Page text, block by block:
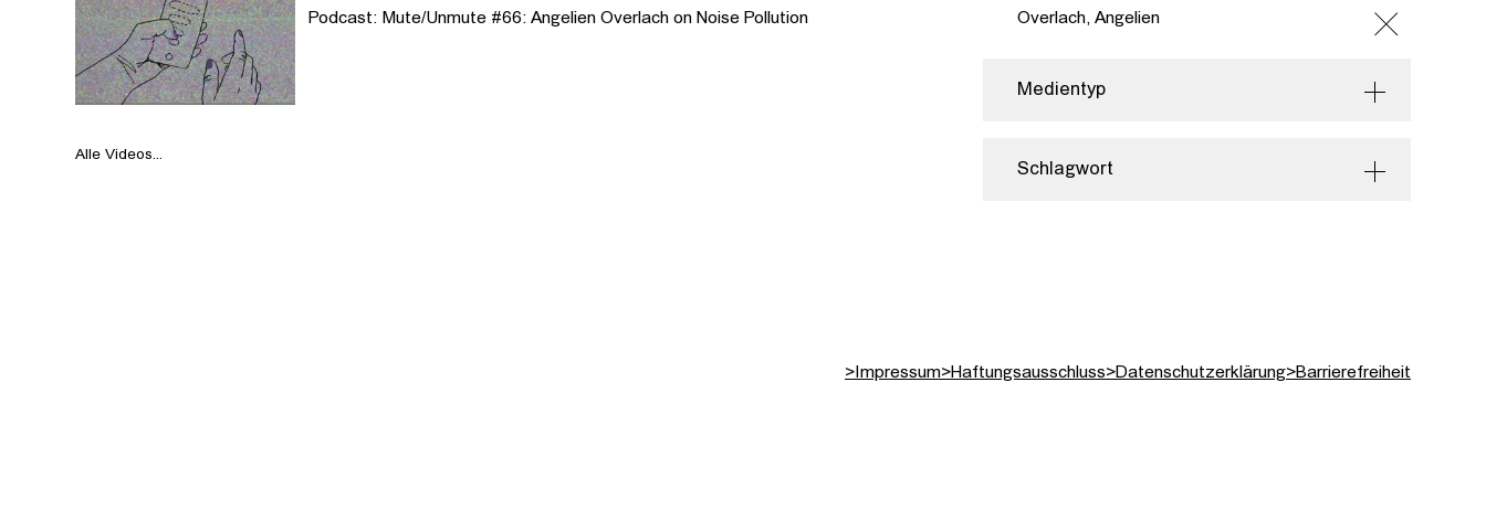
Overlach, Angelien
Medientyp
Schlagwort
Podcast: Mute/Unmute #66: Angelien Overlach on Noise Pollution
Alle Videos...
> Impressum>Haftungsausschluss>Datenschutzerklärung>Barrierefreiheit